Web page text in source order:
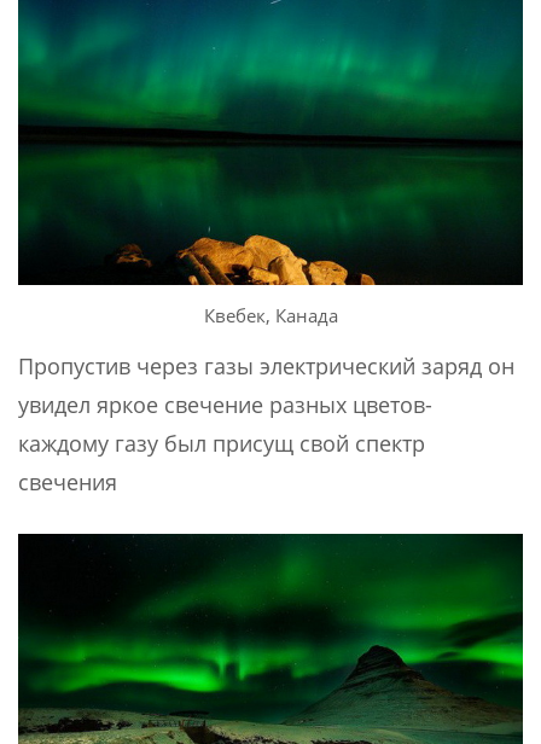
Квебек, Канада
Пропустив через газы электрический заряд он
увидел яркое свечение разных цветов-
каждому газу был присущ свой спектр
свечения